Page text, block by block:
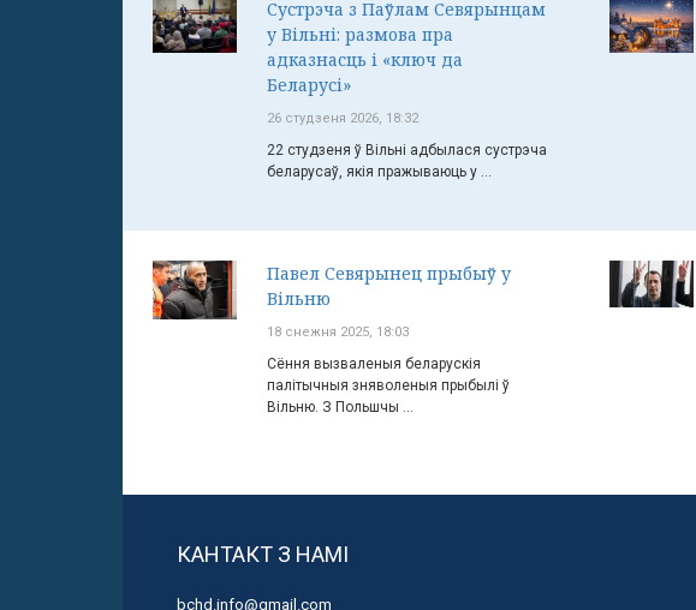
Сустрэча з Паўлам Севярынцам
у Вільні: размова пра
адказнасць і «ключ да
Беларусі»
26 студзеня 2026, 18:32
22 студзеня ў Вільні адбылася сустрэча
беларусаў, якія пражываюць у ...
Павел Севярынец прыбыў у
Вільню
18 снежня 2025, 18:03
Сёння вызваленыя беларускія
палітычныя зняволеныя прыбылі ў
Вільню. З Польшчы ...
КАНТАКТ З НАМІ
bchd.info@gmail.com